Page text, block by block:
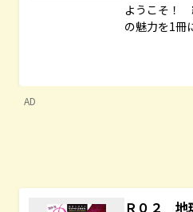
ようこそ！
の魅力を1冊
AD
Ｒ０２ 地